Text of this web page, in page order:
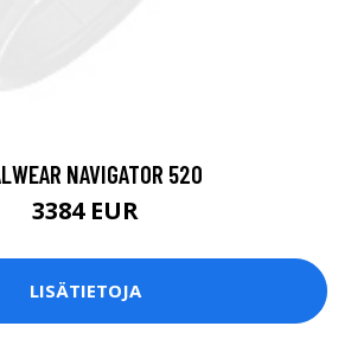
NAVIGATOR 520
3384 EUR
LISÄTIETOJA